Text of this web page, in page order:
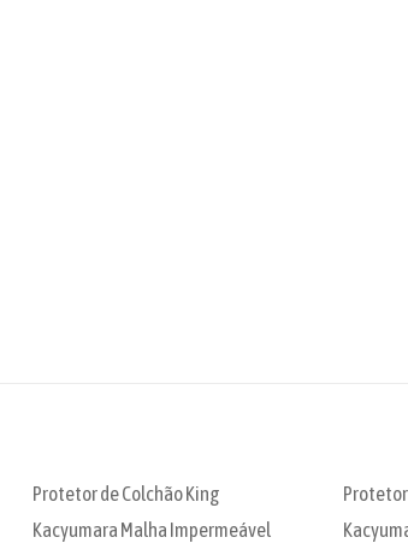
Protetor de Colchão King
Kacyumara Malha Impermeável